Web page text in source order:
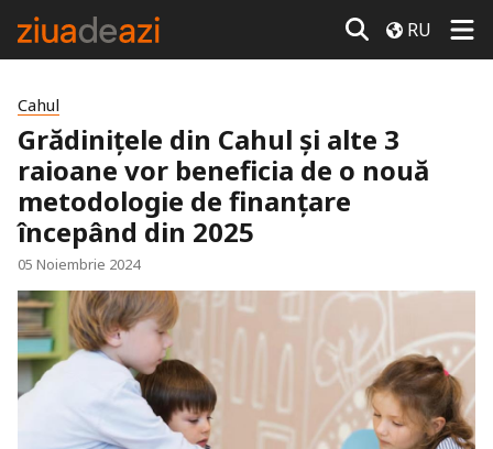
RU
Cahul
Grădinițele din Cahul și alte 3
raioane vor beneficia de o nouă
metodologie de finanțare
începând din 2025
05 Noiembrie 2024